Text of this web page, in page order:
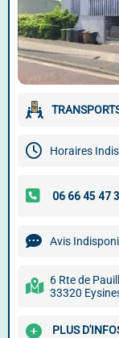
Horaires
Avis
6 Rte de
33320
PLUS